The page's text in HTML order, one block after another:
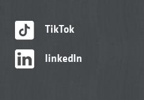
TikTok
linkedIn